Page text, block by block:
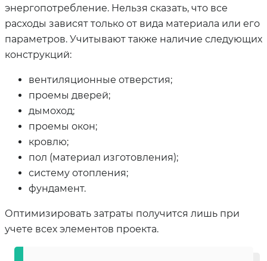
энергопотребление. Нельзя сказать, что все
расходы зависят только от вида материала или его
параметров. Учитывают также наличие следующих
конструкций:
вентиляционные отверстия;
проемы дверей;
дымоход;
проемы окон;
кровлю;
пол (материал изготовления);
систему отопления;
фундамент.
Оптимизировать затраты получится лишь при
учете всех элементов проекта.